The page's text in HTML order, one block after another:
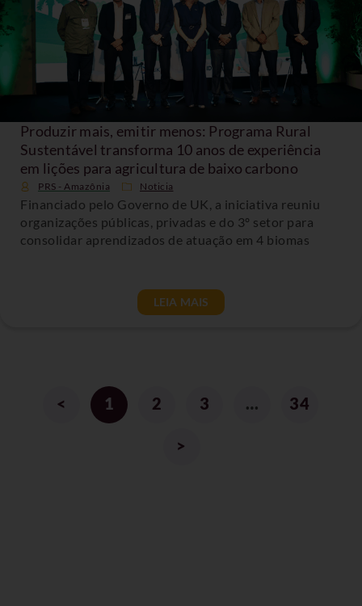
Produzir mais, emitir menos: Programa Rural
Sustentável transforma 10 anos de experiência
em lições para agricultura de baixo carbono
PRS - Amazônia Noticia
Financiado pelo Governo de UK, a iniciativa reuniu
organizações públicas, privadas e do 3º setor para
consolidar aprendizados de atuação em 4 biomas
LEIA MAIS
< 1 2 3 … 34
>